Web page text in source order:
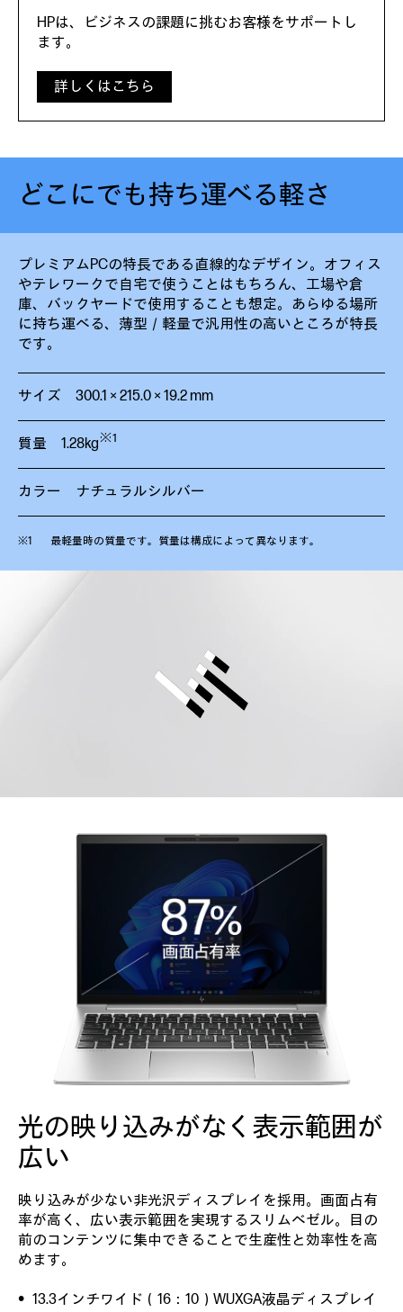
HPは、ビジネスの課題に挑むお客様をサポートし
ます。
詳しくはこちら
どこにでも持ち運べる軽さ
プレミアムPCの特長である直線的なデザイン。オフィス
やテレワークで自宅で使うことはもちろん、工場や倉
庫、バックヤードで使用することも想定。あらゆる場所
に持ち運べる、薄型／軽量で汎用性の高いところが特長
です。
サイズ 300.1 × 215.0 × 19.2 mm
質量 1.28kg※1
カラー ナチュラルシルバー
最軽量時の質量です。質量は構成によって異なります。
光の映り込みがなく 表示範囲が
広い
映り込みが少ない非光沢ディスプレイを採用。画面占有
率が高く、広い表示範囲を実現するスリムベゼル。目の
前のコンテンツに集中できることで生産性と効率性を高
めます。
13.3インチワイド（16：10）WUXGA液晶ディスプレイ